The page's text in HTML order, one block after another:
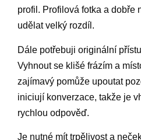
profil. Profilová fotka a dobře
udělat velký rozdíl.
Dále potřebuji originální
Vyhnout se klišé frázím a
zajímavý pomůže upoutat
iniciují konverzace, takže je
rychlou odpověď.
Je nutné mít trpělivost a